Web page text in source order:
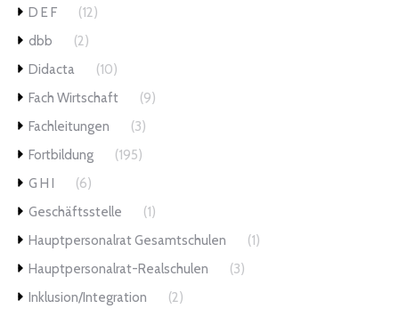
D E F
(12)
dbb
(2)
Didacta
(10)
Fach Wirtschaft
(9)
Fachleitungen
(3)
Fortbildung
(195)
G H I
(6)
Geschäftsstelle
(1)
Hauptpersonalrat Gesamtschulen
(1)
Hauptpersonalrat-Realschulen
(3)
Inklusion/Integration
(2)